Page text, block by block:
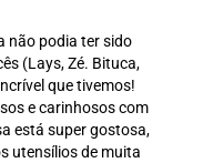
não podia ter sido
(Lays, Zé. Bituca,
que tivemos!
e carinhosos com
está super gostosa,
utensílios de muita